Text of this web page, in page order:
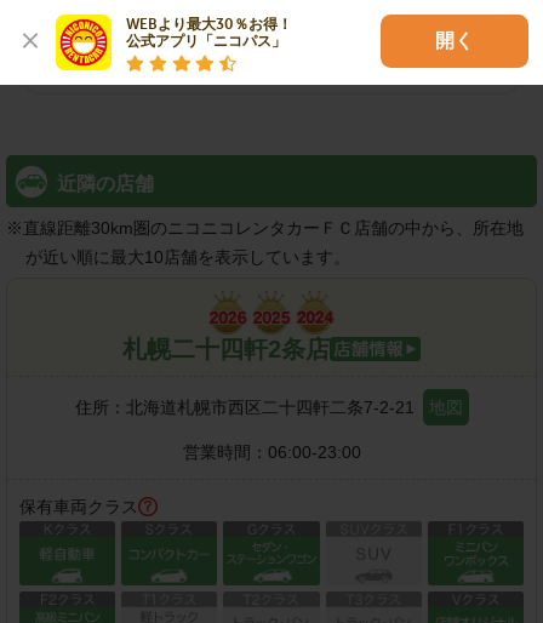
WEBより最大30％お得！
公式アプリ「ニコパス」
開く
レンタカーを検索する
近隣の店舗
※直線距離30km圏のニコニコレンタカーＦＣ店舗の中から、所在地
が近い順に最大10店舗を表示しています。
札幌二十四軒2条店
住所： 北海道札幌市西区二十四軒二条7-2-21 地図
営業時間： 06:00-23:00
保有車両クラス